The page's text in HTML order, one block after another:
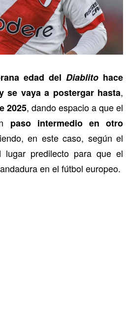
edad del Diablito hace
se vaya a postergar hasta,
2025, dando espacio a que el
paso intermedio en otro
en este caso, según el
lugar predilecto para que el
en el fútbol europeo.